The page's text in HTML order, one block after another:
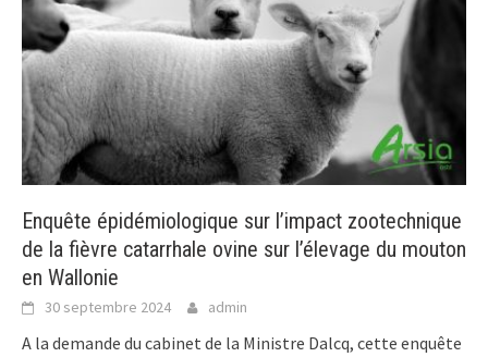
Enquête épidémiologique sur l’impact zootechnique
de la fièvre catarrhale ovine sur l’élevage du mouton
en Wallonie
30 septembre 2024 admin
A la demande du cabinet de la Ministre Dalcq, cette enquête